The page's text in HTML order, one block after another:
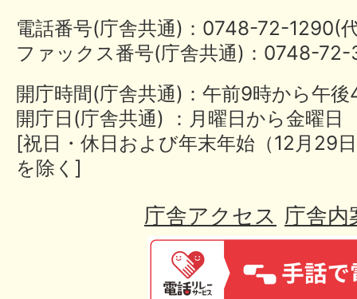
電話番号(庁舎共通)：0748-72-
ファックス番号(庁舎共通)：0748-
開庁時間(庁舎共通)：午前9時から午
開庁日(庁舎共通) ：月曜日から金曜日
[祝日・休日および年末年始（12月29
を除く]
庁舎アクセス 庁舎内